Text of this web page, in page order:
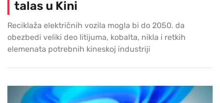
talas u Kini
Reciklaža električnih vozila mogla bi do 2050. da
obezbedi veliki deo litijuma, kobalta, nikla i retkih
elemenata potrebnih kineskoj industriji